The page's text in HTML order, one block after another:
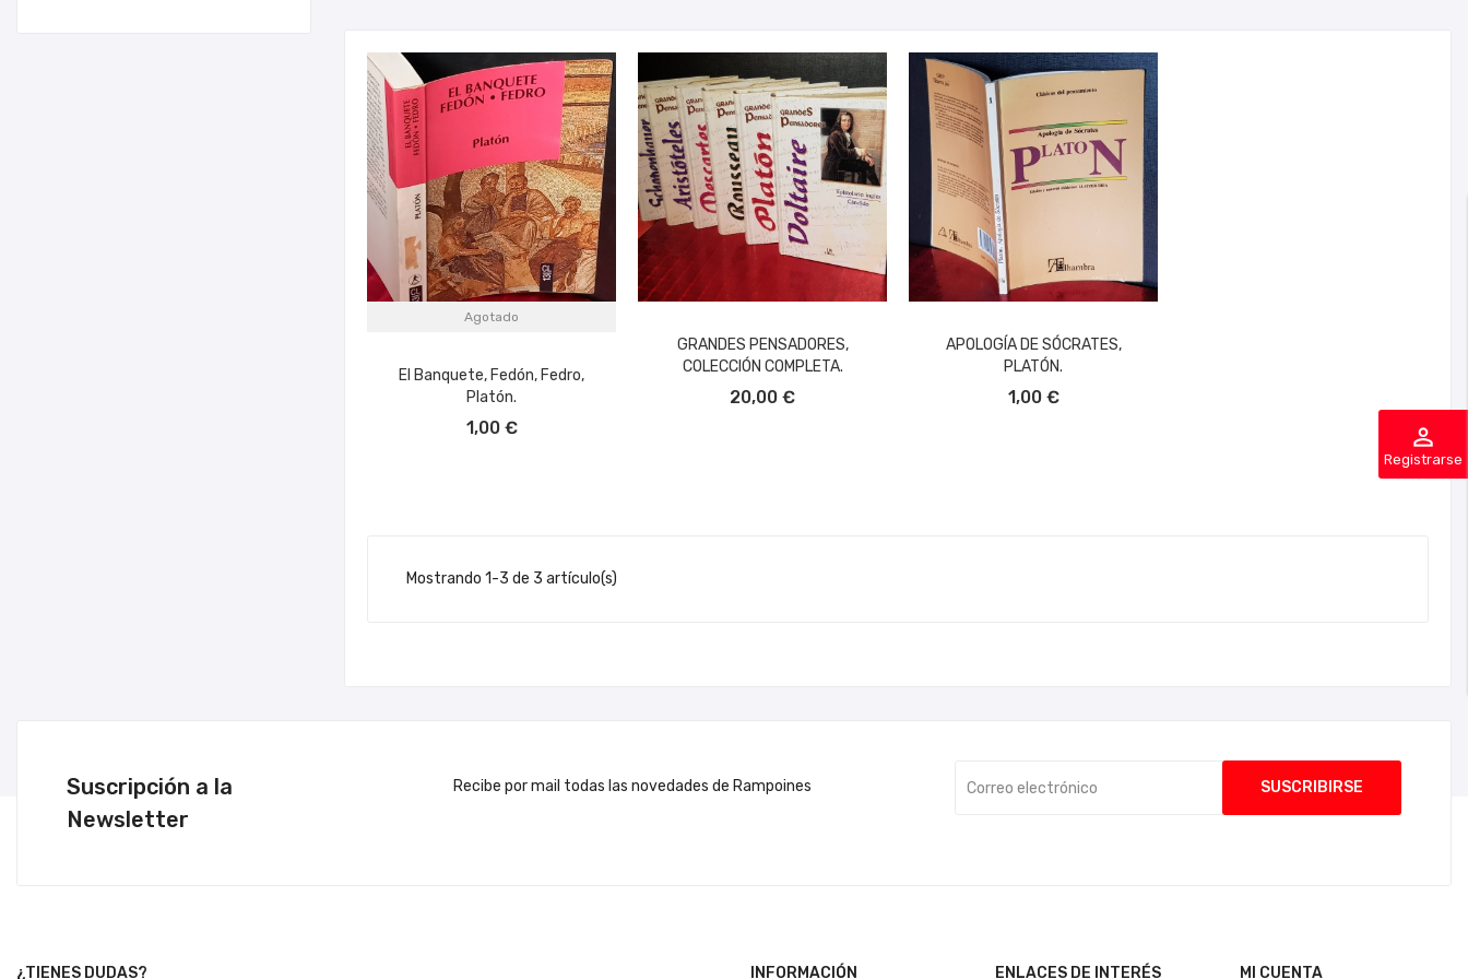
perm_identity
Registrarse
Agotado
El Banquete, Fedón, Fedro,
Platón.
1,00 €
GRANDES PENSADORES,
COLECCIÓN COMPLETA.
20,00 €
APOLOGÍA DE SÓCRATES,
PLATÓN.
1,00 €
Mostrando 1-3 de 3 artículo(s)
Suscripción a la
Newsletter
Recibe por mail todas las novedades de Rampoines
¿TIENES DUDAS? INFORMACIÓN ENLACES DE INTERÉS MI CUENTA